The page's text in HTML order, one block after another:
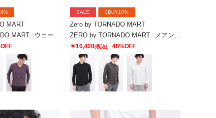
MART
SALE 2BUY10%
Zero by TORNADO MART
￥10,428(税込) 40%OFF